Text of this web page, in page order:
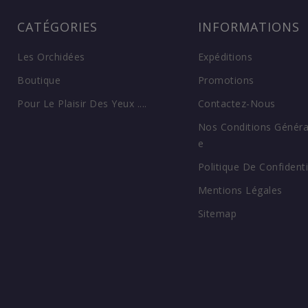
CATÉGORIES
Les Orchidées
Boutique
Pour Le Plaisir Des Yeux ....
INFORMATIONS
Expéditions
Promotions
Contactez-Nous
Nos Conditions
E
Politique De
Mentions Légales
Sitemap